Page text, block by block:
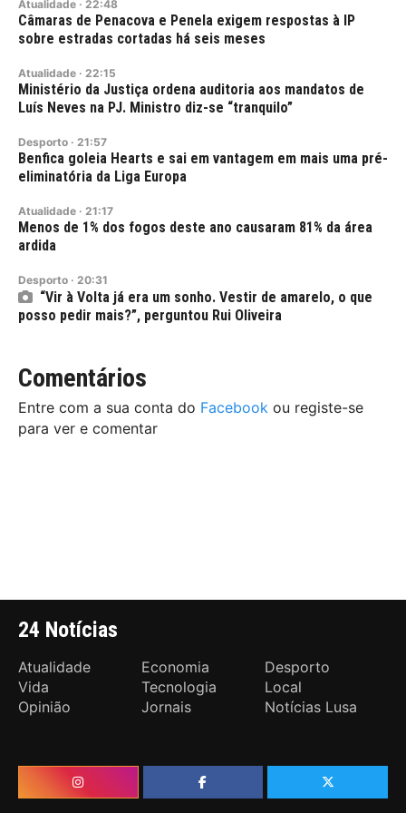
Atualidade · 22:48
Câmaras de Penacova e Penela exigem respostas à IP
sobre estradas cortadas há seis meses
Atualidade · 22:15
Ministério da Justiça ordena auditoria aos mandatos de
Luís Neves na PJ. Ministro diz-se “tranquilo”
Desporto · 21:57
Benfica goleia Hearts e sai em vantagem em mais uma pré-
eliminatória da Liga Europa
Atualidade · 21:17
Menos de 1% dos fogos deste ano causaram 81% da área
ardida
Desporto · 20:31
“Vir à Volta já era um sonho. Vestir de amarelo, o que
posso pedir mais?”, perguntou Rui Oliveira
Comentários
Entre com a sua conta do Facebook ou registe-se
para ver e comentar
24 Notícias
Atualidade Economia
Desporto
Vida
Tecnologia
Local
Opinião
Jornais Notícias Lusa